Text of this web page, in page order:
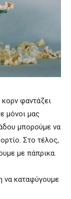
φαντάζει
μόνοι μας
μπορούμε να
Στο τέλος,
με πάπρικα.
να καταφύγουμε